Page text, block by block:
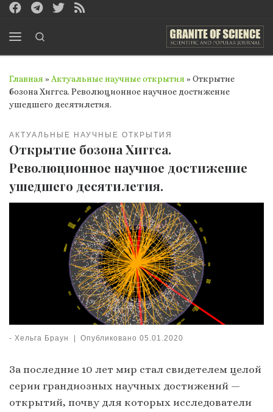
Перейти к содержимому
Главная » Актуальные научные открытия » Открытие
бозона Хиггса. Революционное научное достижение
ушедшего десятилетия.
АКТУАЛЬНЫЕ НАУЧНЫЕ ОТКРЫТИЯ
Открытие бозона Хиггса.
Революционное научное достижение
ушедшего десятилетия.
- Хельга Браун | Опубликовано05.01.2020
За последние 10 лет мир стал свидетелем целой
серии грандиозных научных достижений —
открытий, почву для которых исследователи